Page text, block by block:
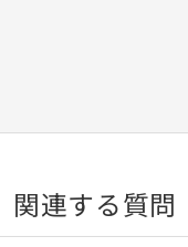
関連する質問